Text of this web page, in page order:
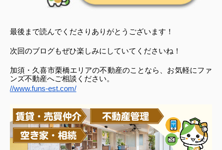
最後まで読んでくださりありがとうございます！
次回のブログもぜひ楽しみにしていてくださいね！
加須・久喜市栗橋エリアの不動産のことなら、お気軽にファ
ンズ不動産へご相談ください。
//www.funs-est.com/